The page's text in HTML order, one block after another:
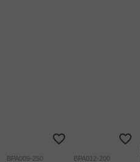
BPA009-250 BPA012-200